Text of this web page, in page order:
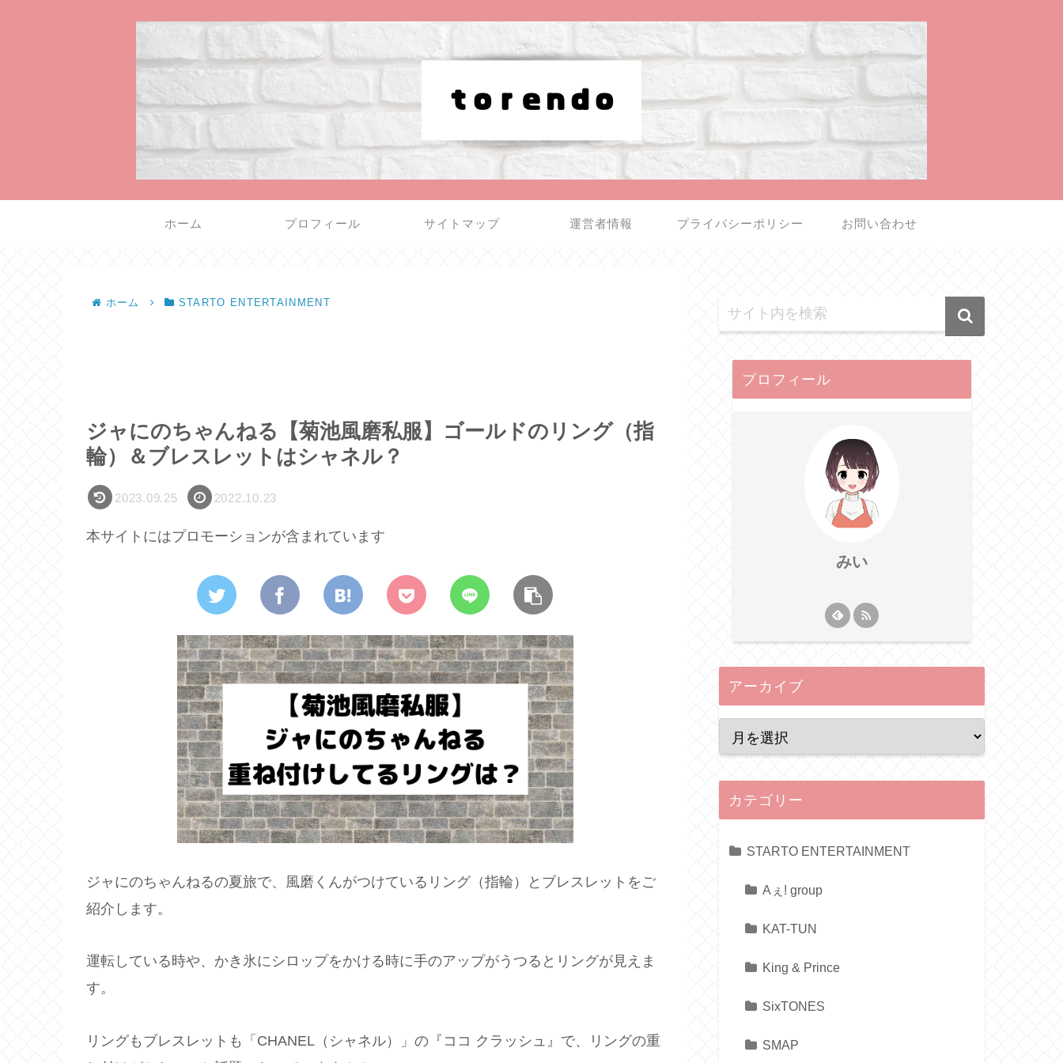
ホーム プロフィール サイトマップ 運営者情報 プライバシーポリシー お問い合わせ
ホーム STARTO ENTERTAINMENT
ジャにのちゃんねる【菊池風磨私服】ゴールドのリング（指
輪）＆ブレスレットはシャネル？
2023.09.25 2022.10.23
本サイトにはプロモーションが含まれています
ジャにのちゃんねるの夏旅で、風磨くんがつけているリング（指輪）とブレスレットをご
紹介します。
運転している時や、かき氷にシロップをかける時に手のアップがうつるとリングが見えま
す。
リングもブレスレットも「CHANEL（シャネル）」の『ココ クラッシュ』で、リングの重
プロフィール
みい
アーカイブ
カテゴリー
STARTO ENTERTAINMENT
Aぇ! group
KAT-TUN
King & Prince
SixTONES
SMAP